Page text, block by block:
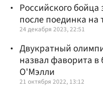
Российского
после поединка на
24 декабря 2023, 22:51
Двукратный
назвал фаворита
О'Мэлли
21 октября 2022, 13:12